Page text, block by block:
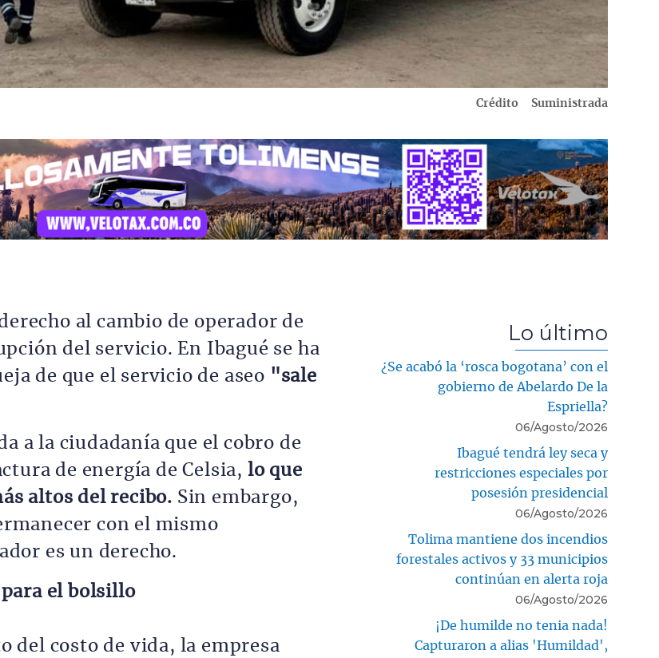
Crédito Suministrada
al cambio de operador de
del servicio. En Ibagué se ha
de que el servicio de aseo "sale
a la ciudadanía que el cobro de
de energía de Celsia, lo que
altos del recibo. Sin embargo,
con el mismo
es un derecho.
el bolsillo
del costo de vida, la empresa
Lo último
¿Se acabó la ‘rosca bogotana’ con el
gobierno de Abelardo De la
Espriella?
06/Agosto/2026
Ibagué tendrá ley seca y
restricciones especiales por
posesión presidencial
06/Agosto/2026
Tolima mantiene dos incendios
forestales activos y 33 municipios
continúan en alerta roja
06/Agosto/2026
¡De humilde no tenia nada!
Capturaron a alias 'Humildad',